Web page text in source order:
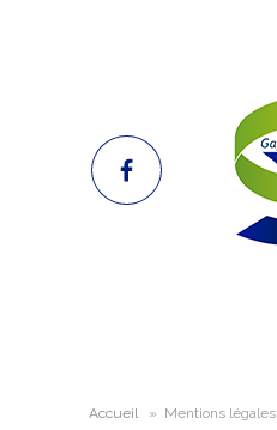
Accueil » Mentions légales